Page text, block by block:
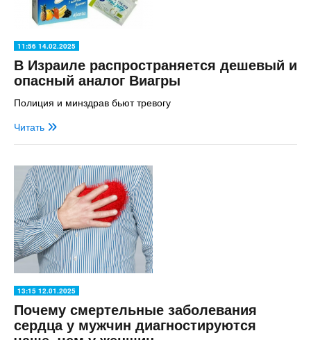
11:56 14.02.2025
В Израиле распространяется дешевый и
опасный аналог Виагры
Полиция и минздрав бьют тревогу
Читать
13:15 12.01.2025
Почему смертельные заболевания
сердца у мужчин диагностируются